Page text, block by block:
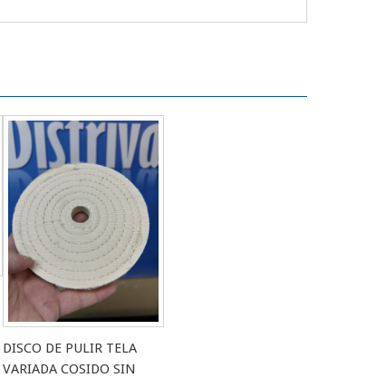
DISCO DE PULIR TELA
VARIADA COSIDO SIN